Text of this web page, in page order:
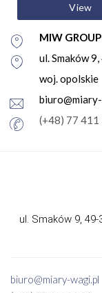
View
MIW
ul. Smaków
woj. opolskie
(+48) 77 411
ul. Smaków 9,
biuro@miary-wagi.pl